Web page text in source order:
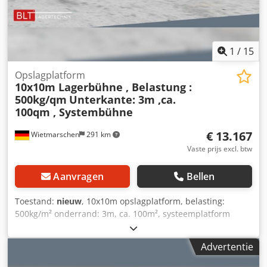
Laat ons weten wat u nodig hebt... Wij helpen u graag bij
het realiseren van uw projecten, van planning en
1 / 15
Wietmarschen 291 km
Opslagplatform
10x10m Lagerbühne , Belastung :
500kg/qm Unterkante: 3m ,ca.
100qm , Systembühne
€ 13.167
Vaste prijs excl. btw
Aanvragen Bellen
Toestand: nieuw, 10x10m opslagplatform, belasting:
500kg/m² onderrand: 3m, ca. 100m², systeemplatform
Gegevens : - Lengte: ca. 10m - Breedte: ca. 10m -
Onderrand podium : ca. 3,0 m - Bovenrand podium :
ongeveer 3,38 m - Totale oppervlakte : ongeveer 100Advertentie